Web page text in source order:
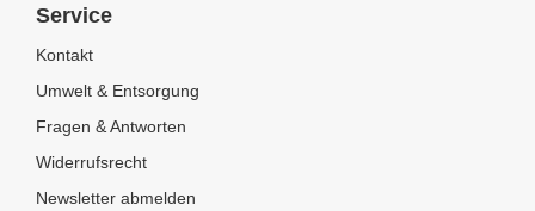
Service
Kontakt
Umwelt & Entsorgung
Fragen & Antworten
Widerrufsrecht
Newsletter abmelden